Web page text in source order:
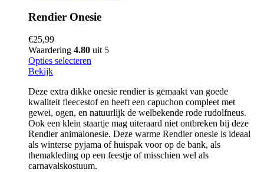
Rendier Onesie
€25,99
Waardering 4.80 uit 5
Opties selecteren
Bekijk
Deze extra dikke onesie rendier is gemaakt van goede
kwaliteit fleecestof en heeft een capuchon compleet met
gewei, ogen, en natuurlijk de welbekende rode rudolfneus.
Ook een klein staartje mag uiteraard niet ontbreken bij deze
Rendier animalonesie. Deze warme Rendier onesie is ideaal
als winterse pyjama of huispak voor op de bank, als
themakleding op een feestje of misschien wel als
carnavalskostuum.